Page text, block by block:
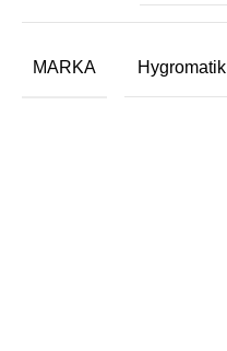
MARKA Hygromatik